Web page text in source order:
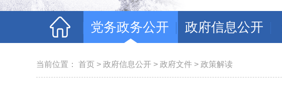
党务政务公开 政府信息公开
当前位置： 首页 > 政府信息公开 > 政府文件 > 政策解读